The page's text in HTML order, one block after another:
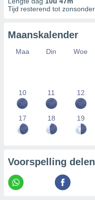
Tijd resterend tot
Maanskalender
Maa Din Woe
10 11 12
17 18 19
Voorspelling delen